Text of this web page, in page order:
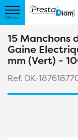
15 Manchons
Gaine
mm (Vert) -
Ref. DK-